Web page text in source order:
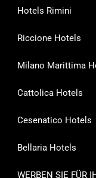
Hotels Rimini
Riccione Hotels
Milano Marittima
Cattolica Hotels
Cesenatico Hotels
Bellaria Hotels
WERBEN SIE FÜR